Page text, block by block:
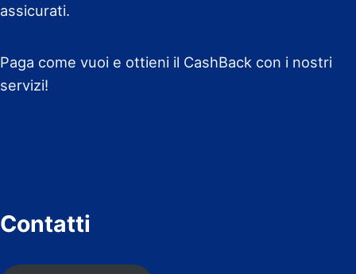
assicurati.
Paga come vuoi e ottieni il CashBack con i nostri
servizi!
Contatti